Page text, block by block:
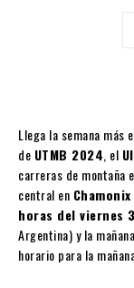
Llega la semana más
de UTMB 2024 , el
carreras de montaña
central en Chamonix
horas del viernes
Argentina) y la
horario para la